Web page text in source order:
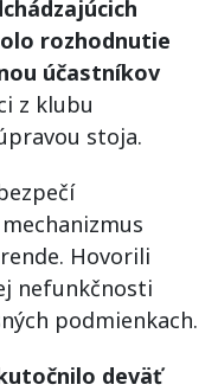
rozhodnutie
účastníkov
z klubu
stoja.
Hovorili
nefunkčnosti
podmienkach.
deväť